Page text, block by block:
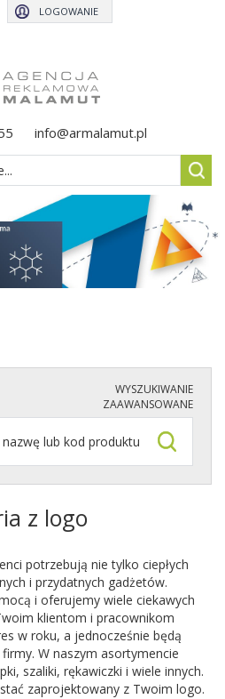
info@armalamut.pl
LOGOWANIE
WYSZUKIWANIE
ZAAWANSOWANE
z logo
potrzebują nie tylko ciepłych
i przydatnych gadżetów.
i oferujemy wiele ciekawych
klientom i pracownikom
w roku, a jednocześnie będą
W naszym asortymencie
szaliki, rękawiczki i wiele innych.
zaprojektowany z Twoim logo.